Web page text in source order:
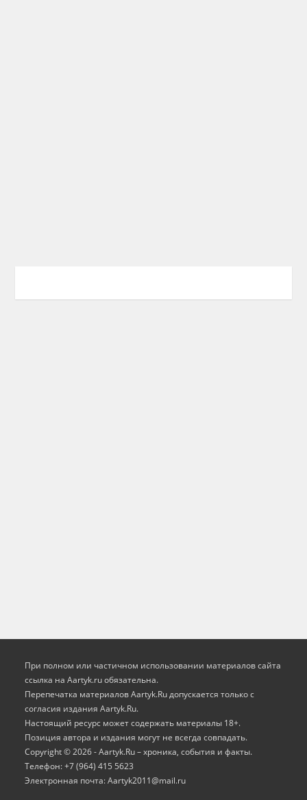
При полном или частичном использовании материалов сайта
ссылка на Aartyk.ru oбязательна.
Перепечатка материалов Aartyk.Ru допускается только с
согласия издания Aartyk.Ru.
Настоящий ресурс может содержать материалы 18+.
Позиция автора и издания могут не всегда совпадать.
Copyright © 2026 - Aartyk.Ru – хроника, события и факты.
Телефон: +7 (964) 415 5623
Электронная почта: Aartyk2011@mail.ru